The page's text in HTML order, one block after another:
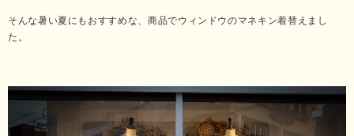
そんな暑い夏にもおすすめな、商品でウィンドウのマネキン着替えまし
た。